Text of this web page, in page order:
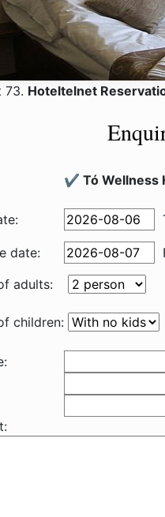
73. Hoteltelnet
✔️ Tó Wellness
date:
adults:
children: